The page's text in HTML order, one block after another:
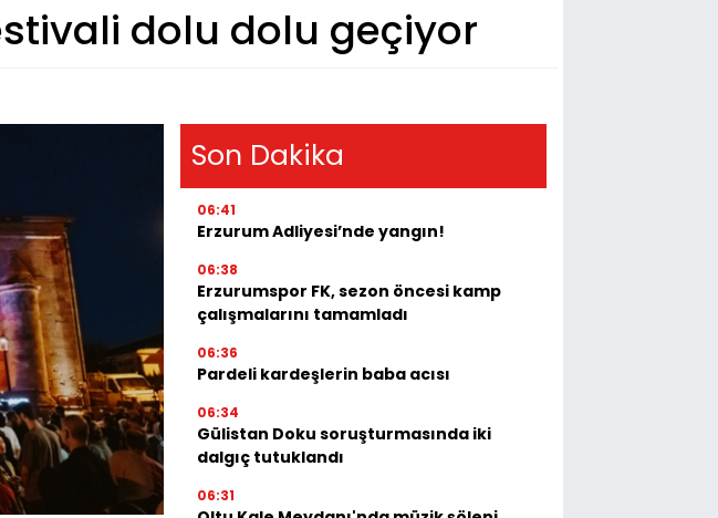
dolu dolu geçiyor
Son Dakika
06:41
Erzurum Adliyesi’nde yangın!
06:38
Erzurumspor FK, sezon öncesi kamp
çalışmalarını tamamladı
06:36
Pardeli kardeşlerin baba acısı
06:34
Gülistan Doku soruşturmasında iki
dalgıç tutuklandı
06:31